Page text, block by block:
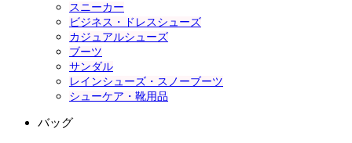
スニーカー
ビジネス・ドレスシューズ
カジュアルシューズ
ブーツ
サンダル
レインシューズ・スノーブーツ
シューケア・靴用品
バッグ